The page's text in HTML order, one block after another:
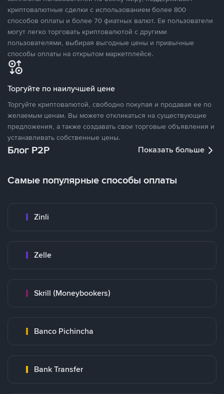
криптовалютные сделки с использованием более 800
способов оплаты и более 70 фиатных валют. Ее пользователи
могут легко торговать криптовалютой с другими
пользователями, выбирая выгодные цены и привычные
способы оплаты на открытом маркетплейсе.
Торгуйте по наилучшей цене
Торгуйте криптовалютой, свободно покупая и продавая ее по
желаемым ценам. Вы можете откликаться на существующие
предложения, а также создавать свои торговые объявления и
устанавливать собственные цены.
Блог P2P Показать больше
Самые популярные способы оплаты
Zinli
Zelle
Skrill (Moneybookers)
Banco Pichincha
Bank Transfer